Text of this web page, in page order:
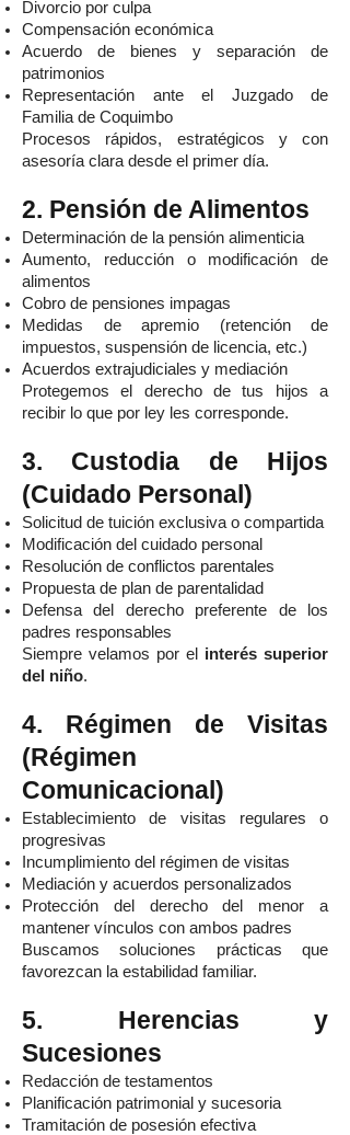
Divorcio por culpa
Compensación económica
Acuerdo de bienes y separación de
patrimonios
Representación ante el Juzgado de
Familia de Coquimbo
Procesos rápidos, estratégicos y con
asesoría clara desde el primer día.
2. Pensión de Alimentos
Determinación de la pensión alimenticia
Aumento, reducción o modificación de
alimentos
Cobro de pensiones impagas
Medidas de apremio (retención de
impuestos, suspensión de licencia, etc.)
Acuerdos extrajudiciales y mediación
Protegemos el derecho de tus hijos a
recibir lo que por ley les corresponde.
3. Custodia de Hijos
(Cuidado Personal)
Solicitud de tuición exclusiva o compartida
Modificación del cuidado personal
Resolución de conflictos parentales
Propuesta de plan de parentalidad
Defensa del derecho preferente de los
padres responsables
Siempre velamos por el interés superior
del niño.
4. Régimen de Visitas
(Régimen
Comunicacional)
Establecimiento de visitas regulares o
progresivas
Incumplimiento del régimen de visitas
Mediación y acuerdos personalizados
Protección del derecho del menor a
mantener vínculos con ambos padres
Buscamos soluciones prácticas que
favorezcan la estabilidad familiar.
5. Herencias y
Sucesiones
Redacción de testamentos
Planificación patrimonial y sucesoria
Tramitación de posesión efectiva